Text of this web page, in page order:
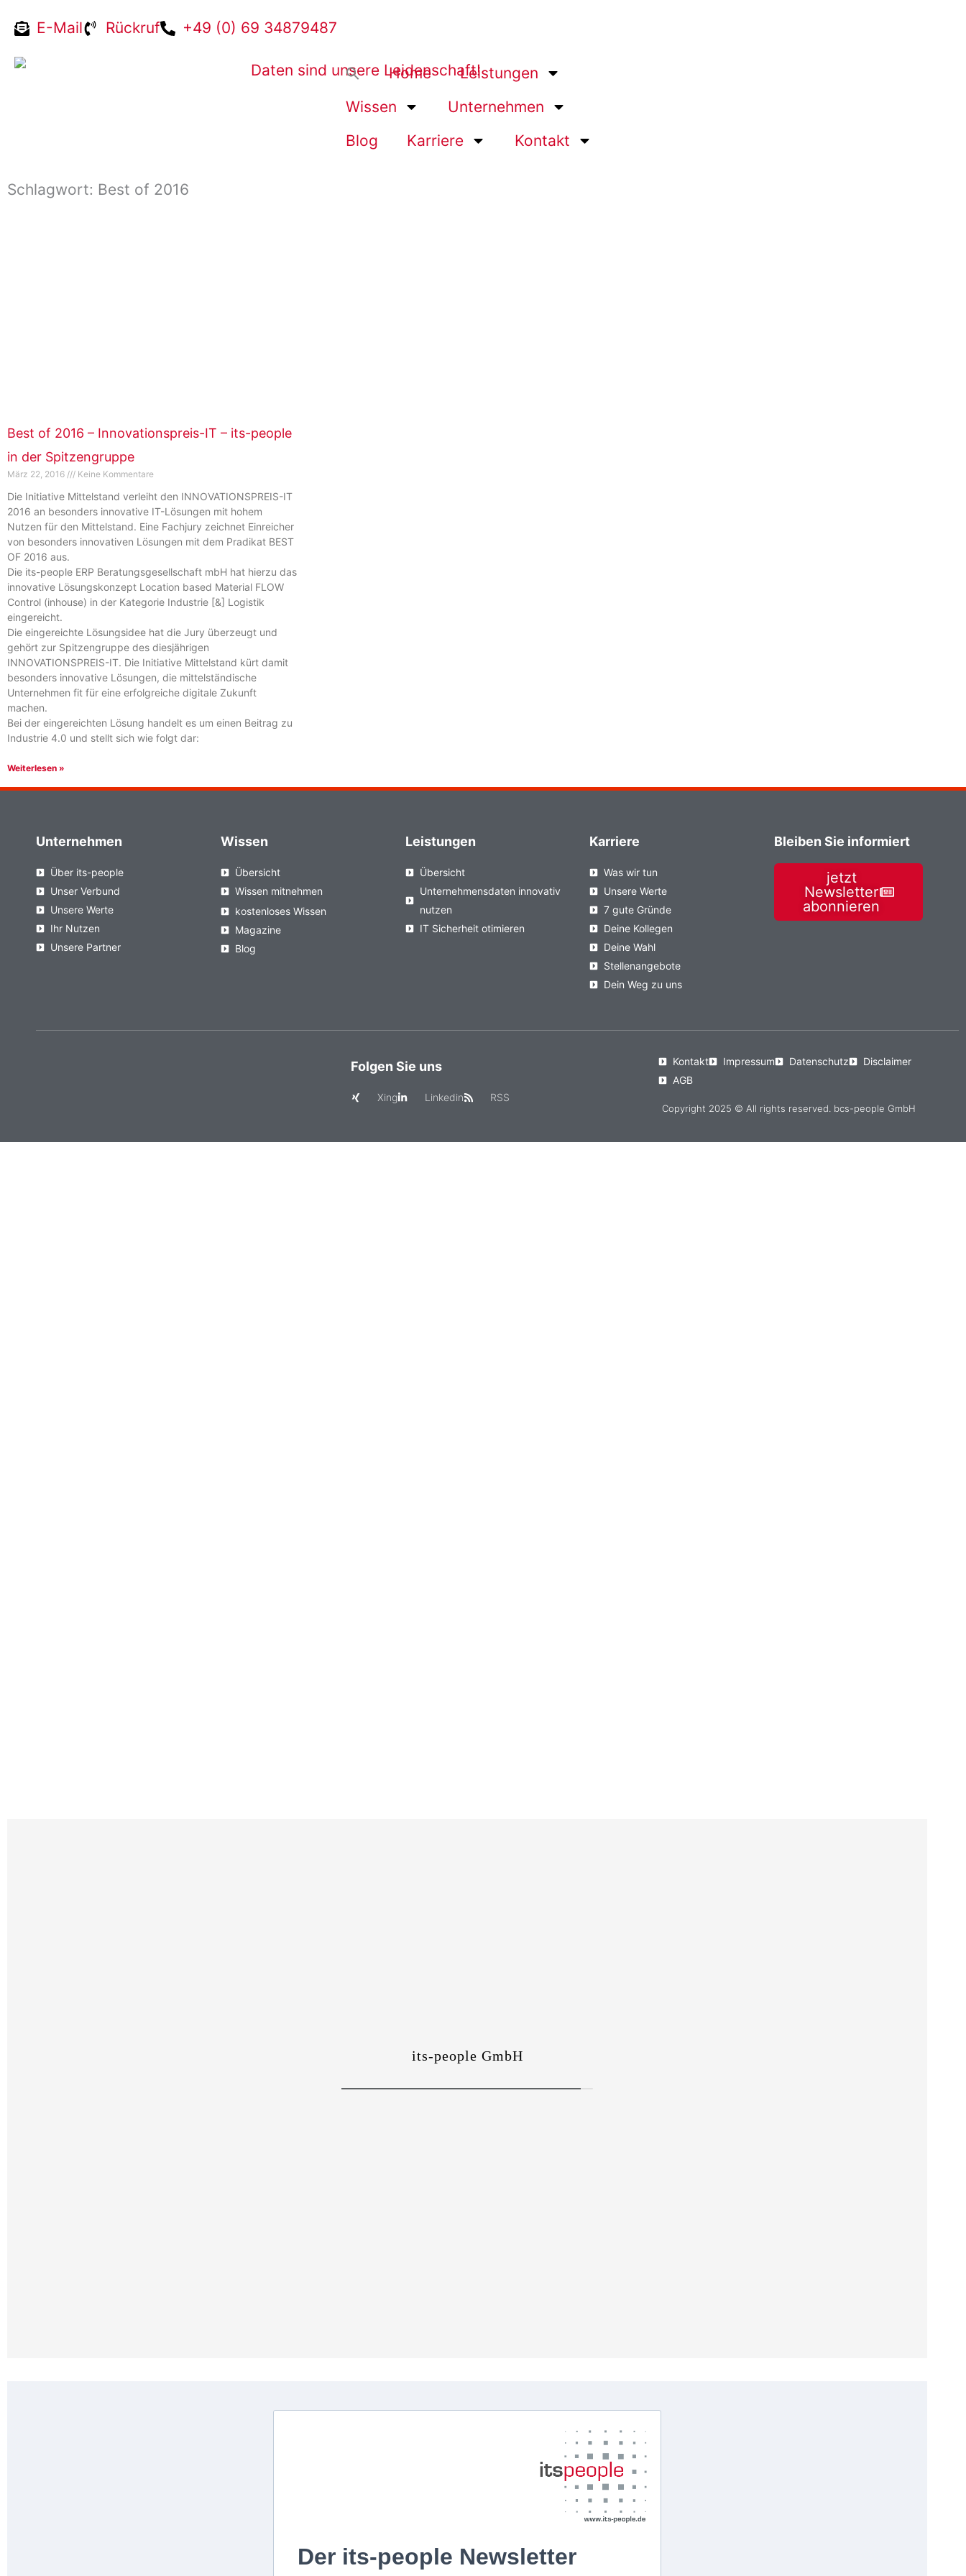
Inhalt
springen
E-Mail Rückruf +49 (0) 69 34879487
Home
Leistungen
Wissen
Unternehmen
Blog
Karriere Kontakt
Schlagwort: Best of 2016
Best of 2016 – Innovationspreis-IT – its-people
in der Spitzengruppe
März 22, 2016 Keine Kommentare
Die Initiative Mittelstand verleiht den INNOVATIONSPREIS-IT
2016 an besonders innovative IT-Lösungen mit hohem
Nutzen für den Mittelstand. Eine Fachjury zeichnet Einreicher
von besonders innovativen Lösungen mit dem Pradikat BEST
OF 2016 aus.
Die its-people ERP Beratungsgesellschaft mbH hat hierzu das
innovative Lösungskonzept Location based Material FLOW
Control (inhouse) in der Kategorie Industrie [&] Logistik
eingereicht.
Die eingereichte Lösungsidee hat die Jury überzeugt und
gehört zur Spitzengruppe des diesjährigen
INNOVATIONSPREIS-IT. Die Initiative Mittelstand kürt damit
besonders innovative Lösungen, die mittelständische
Unternehmen fit für eine erfolgreiche digitale Zukunft
machen.
Bei der eingereichten Lösung handelt es um einen Beitrag zu
Industrie 4.0 und stellt sich wie folgt dar:
Weiterlesen »
Unternehmen
Über its-people
Unser Verbund
Unsere Werte
Ihr Nutzen
Unsere Partner
Wissen
Übersicht
Wissen mitnehmen
kostenloses Wissen
Magazine
Blog
Leistungen
Übersicht
Unternehmensdaten innovativ
nutzen
IT Sicherheit otimieren
Karriere
Was wir tun
Unsere Werte
7 gute Gründe
Deine Kollegen
Deine Wahl
Stellenangebote
Dein Weg zu uns
Bleiben Sie informiert
jetzt
Newsletter
abonnieren
Folgen Sie uns
Xing Linkedin RSS
Kontakt Impressum Datenschutz
Disclaimer
AGB
Copyright 2025 © All rights reserved. bcs-people GmbH